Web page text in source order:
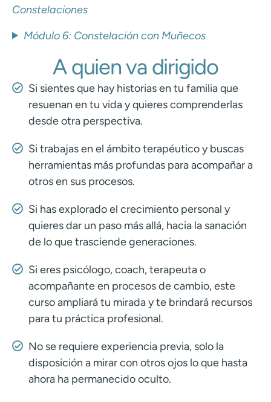
Constelaciones
Módulo 6: Constelación con Muñecos
A quien va dirigido
Si sientes que hay historias en tu familia que
resuenan en tu vida y quieres comprenderlas
desde otra perspectiva.
Si trabajas en el ámbito terapéutico y buscas
herramientas más profundas para acompañar a
otros en sus procesos.
Si has explorado el crecimiento personal y
quieres dar un paso más allá, hacia la sanación
de lo que trasciende generaciones.
Si eres psicólogo, coach, terapeuta o
acompañante en procesos de cambio, este
curso ampliará tu mirada y te brindará recursos
para tu práctica profesional.
No se requiere experiencia previa, solo la
disposición a mirar con otros ojos lo que hasta
ahora ha permanecido oculto.